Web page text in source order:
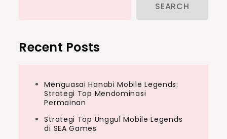
SEARCH
Recent Posts
Menguasai Hanabi Mobile Legends:
Strategi Top Mendominasi
Permainan
Strategi Top Unggul Mobile Legends
di SEA Games